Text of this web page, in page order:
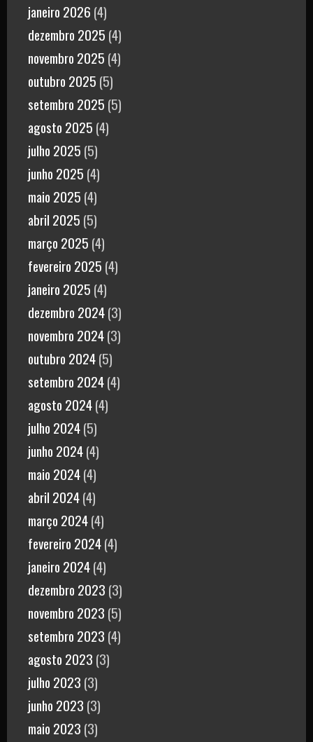
janeiro 2026 (4)
dezembro 2025 (4)
novembro 2025 (4)
outubro 2025 (5)
setembro 2025 (5)
agosto 2025 (4)
julho 2025 (5)
junho 2025 (4)
maio 2025 (4)
abril 2025 (5)
março 2025 (4)
fevereiro 2025 (4)
janeiro 2025 (4)
dezembro 2024(3)
novembro 2024(3)
outubro 2024(5)
setembro 2024(4)
agosto 2024(4)
julho 2024(5)
junho 2024(4)
maio 2024(4)
abril 2024(4)
março 2024(4)
fevereiro 2024(4)
janeiro 2024(4)
dezembro 2023 (3)
novembro 2023 (5)
setembro 2023 (4)
agosto 2023 (3)
julho 2023 (3)
junho 2023 (3)
maio 2023 (3)